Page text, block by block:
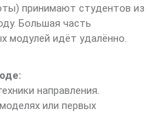
принимают студентов из
Большая часть
модулей идёт удалённо.
направления.
или первых